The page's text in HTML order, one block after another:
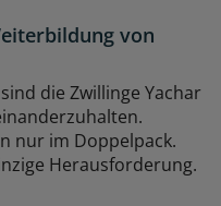
von
die Zwillinge Yachar
nur im Doppelpack.
Herausforderung.